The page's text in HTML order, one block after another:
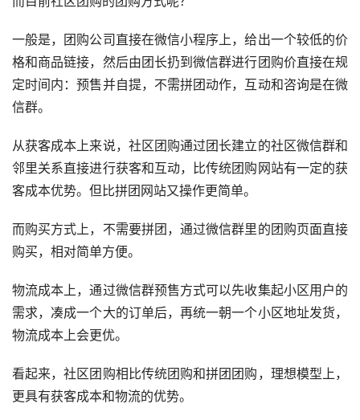
一般是，团购公司直接在微信小程序上，给出一个较低的价
格和商品链接，然后由团长扔到微信群进行团购价直接在规
定时间内：预售并自提，不需拼团动作，互动和咨询是在微
信群。
从获客成本上来说，社区团购通过团长建立的社区微信群和
邻里关系直接进行获客和互动，比传统团购网站有一定的获
客成本优势。但比拼团网站又操作更简单。
而购买方式上，不需要拼团，通过微信群里的团购页面直接
购买，相对简单方便。
物流成本上，通过微信群预售方式可以先收集起小区用户的
需求，凑成一个大的订单后，再统一朝一个小区地址发货，
物流成本上会更优。
看起来，社区团购相比传统团购和拼团团购，理想模型上，
更具有获客成本和物流的优势。